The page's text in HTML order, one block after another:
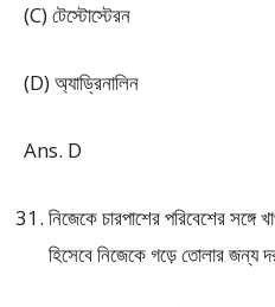
(C) টেস্টোস্টেরন
(D) অ্যাড্রিনালিন
Ans. D
নিজেকে চারপাশের পরিবেশের সঙ্গে
হিসেবে নিজেকে গড়ে তোলার জন্য